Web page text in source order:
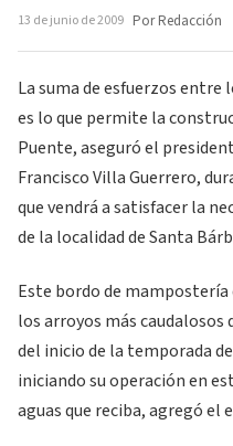
13 de junio de 2009 Por Redacción
La suma de esfuerzos
es lo que permite la
Puente, aseguró el
Francisco Villa Guerrero,
que vendrá a satisfacer la
de la localidad de Santa
Este bordo de mampostería
los arroyos más
del inicio de la temporada
iniciando su operación en
aguas que reciba, agregó el